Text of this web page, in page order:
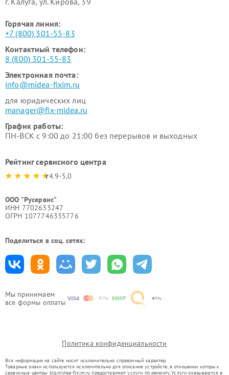
Мы принимаем
все формы оплаты
Горячая линия:
+7 (800) 301-55-83
Контактный телефон:
8 (800) 301-55-83
Электронная почта:
info@midea-fixim.ru
для юридических лиц
manager@fix-midea.ru
График работы:
ПН-ВСК с 9:00 до 21:00 без перерывов и выходных
Рейтинг сервисного центра
4.9-5.0
ООО "Русервис"
ИНН 7702633247
ОГРН 1077746335776
Поделиться в соц. сетях:
Политика конфиденциальности
Вся информация на сайте носит исключительно справочный характер.
Товарные знаки используются исключительно для описания устройств, в отношении которых
сервисные центры klg.midea-fixim.ru предоставляют услуги по ремонту. Услуги оказываются в